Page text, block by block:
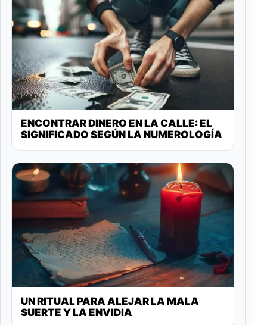
ENCONTRAR DINERO EN LA CALLE: EL
SIGNIFICADO SEGÚN LA NUMEROLOGÍA
UN RITUAL PARA ALEJAR LA MALA
SUERTE Y LA ENVIDIA